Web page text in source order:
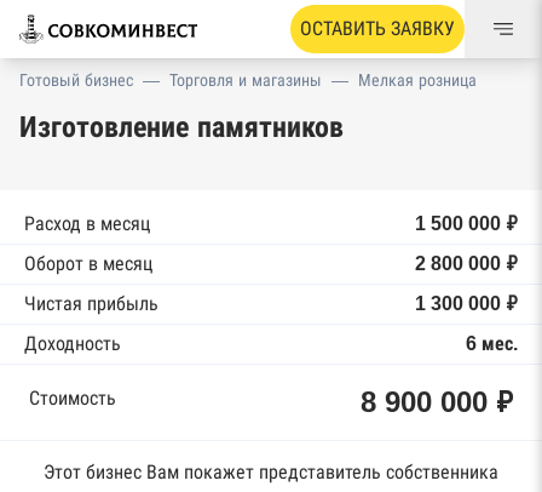
ОСТАВИТЬ ЗАЯВКУ
Готовый бизнес — Торговля и магазины — Мелкая розница
Изготовление памятников
Расход в месяц
1 500 000 ₽
Оборот в месяц
2 800 000 ₽
Чистая прибыль
1 300 000 ₽
Доходность
6 мес.
Стоимость 8 900 000 ₽
Этот бизнес Вам покажет представитель собственника